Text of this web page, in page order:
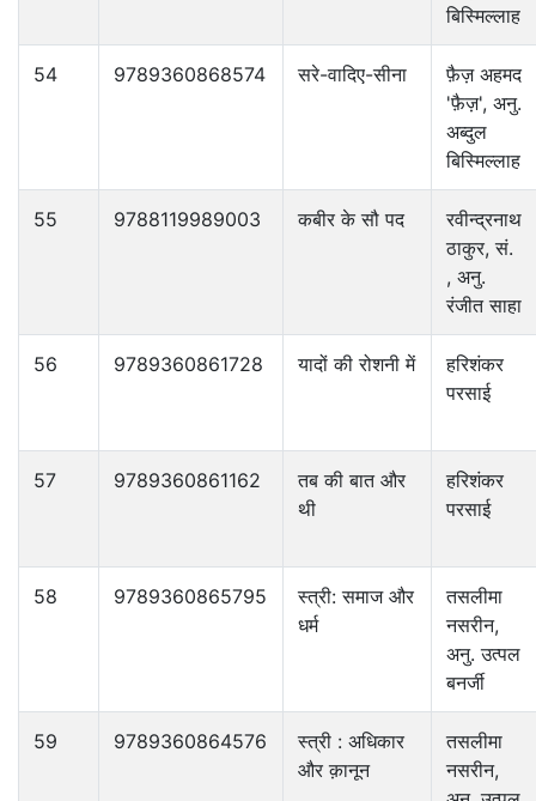
बिस्मिल्लाह
54 9789360868574 सरे-वादिए-सीना
फ़ैज़ अहमद
'फ़ैज़', अनु.
अब्दुल
बिस्मिल्लाह
55 9788119989003 कबीर के सौ पद
रवीन्द्रनाथ
ठाकुर, सं.
, अनु.
रंजीत साहा
56 9789360861728 यादों की रोशनी में
हरिशंकर
परसाई
57 9789360861162
तब की बात और
थी
हरिशंकर
परसाई
58 9789360865795
स्त्री: समाज और
धर्म
तसलीमा
नसरीन,
अनु. उत्पल
बनर्जी
59 9789360864576
स्त्री : अधिकार
और क़ानून
तसलीमा
नसरीन,